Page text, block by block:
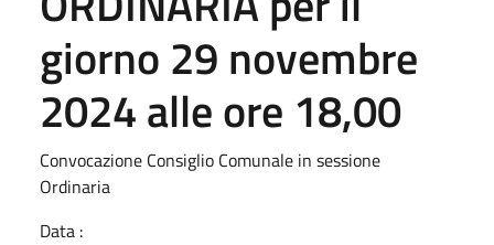
giorno 29 novembre
2024 alle ore 18,00
Convocazione Consiglio Comunale in sessione
Ordinaria
Data :